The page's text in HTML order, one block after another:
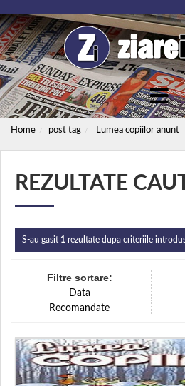
Home post tag Lumea copiilor anunt
REZULTATE
S-au gasit 1 rezultate dupa criteriile
Filtre sortare:
Data
Recomandate